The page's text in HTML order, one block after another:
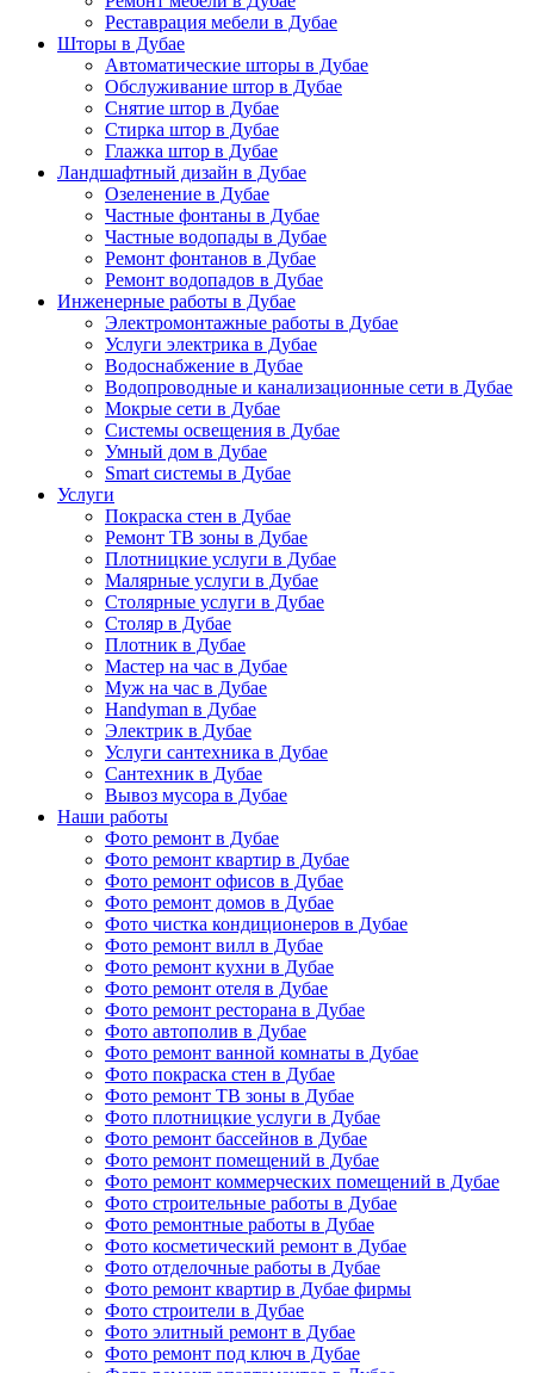
Реставрация мебели в Дубае
Шторы в Дубае
Автоматические шторы в Дубае
Обслуживание штор в Дубае
Снятие штор в Дубае
Стирка штор в Дубае
Глажка штор в Дубае
Ландшафтный дизайн в Дубае
Озеленение в Дубае
Частные фонтаны в Дубае
Частные водопады в Дубае
Ремонт фонтанов в Дубае
Ремонт водопадов в Дубае
Инженерные работы в Дубае
Электромонтажные работы в Дубае
Услуги электрика в Дубае
Водоснабжение в Дубае
Водопроводные и канализационные сети в Дубае
Мокрые сети в Дубае
Системы освещения в Дубае
Умный дом в Дубае
Smart системы в Дубае
Услуги
Покраска стен в Дубае
Ремонт ТВ зоны в Дубае
Плотницкие услуги в Дубае
Малярные услуги в Дубае
Столярные услуги в Дубае
Столяр в Дубае
Плотник в Дубае
Мастер на час в Дубае
Муж на час в Дубае
Handyman в Дубае
Электрик в Дубае
Услуги сантехника в Дубае
Сантехник в Дубае
Вывоз мусора в Дубае
Наши работы
Фото ремонт в Дубае
Фото ремонт квартир в Дубае
Фото ремонт офисов в Дубае
Фото ремонт домов в Дубае
Фото чистка кондиционеров в Дубае
Фото ремонт вилл в Дубае
Фото ремонт кухни в Дубае
Фото ремонт отеля в Дубае
Фото ремонт ресторана в Дубае
Фото автополив в Дубае
Фото ремонт ванной комнаты в Дубае
Фото покраска стен в Дубае
Фото ремонт ТВ зоны в Дубае
Фото плотницкие услуги в Дубае
Фото ремонт бассейнов в Дубае
Фото ремонт помещений в Дубае
Фото ремонт коммерческих помещений в Дубае
Фото строительные работы в Дубае
Фото ремонтные работы в Дубае
Фото косметический ремонт в Дубае
Фото отделочные работы в Дубае
Фото ремонт квартир в Дубае фирмы
Фото строители в Дубае
Фото элитный ремонт в Дубае
Фото ремонт под ключ в Дубае